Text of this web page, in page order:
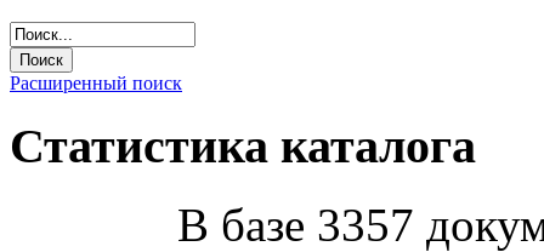
Расширенный поиск
Статистика каталога
В базе 3357